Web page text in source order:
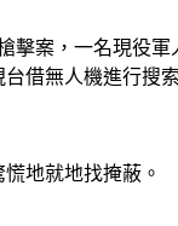
擊案，一名現役
借無人機進行
地就地找掩蔽。